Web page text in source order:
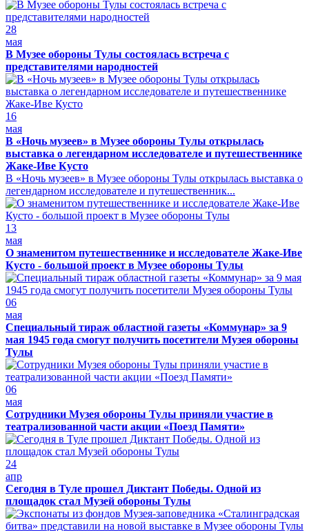
28
мая
В Музее обороны Тулы состоялась встреча с
представителями народностей
16
мая
В «Ночь музеев» в Музее обороны Тулы открылась
выставка о легендарном исследователе и путешественнике
Жаке-Иве Кусто
В «Ночь музеев» в Музее обороны Тулы открылась выставка о
легендарном исследователе и путешественник...
13
мая
О знаменитом путешественнике и исследователе Жаке-Иве
Кусто - большой проект в Музее обороны Тулы
06
мая
Специальный тираж областной газеты «Коммунар» за 9
мая 1945 года смогут получить посетители Музея обороны
Тулы
06
мая
Сотрудники Музея обороны Тулы приняли участие в
театрализованной части акции «Поезд Памяти»
24
апр
Сегодня в Туле прошел Диктант Победы. Одной из
площадок стал Музей обороны Тулы